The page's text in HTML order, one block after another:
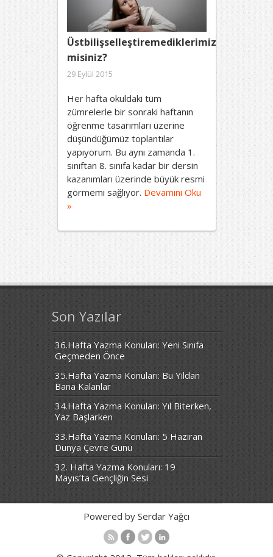
Üstbilişselleştiremediklerimizden
misiniz?
29 Eylül 2015
Her hafta okuldaki tüm
zümrelerle bir sonraki haftanın
öğrenme tasarımları üzerine
düşündüğümüz toplantılar
yapıyorum. Bu aynı zamanda 1.
sınıftan 8. sınıfa kadar bir dersin
kazanımları üzerinde büyük resmi
görmemi sağlıyor. Devamını Oku
»
Son Yazılar
36.Hafta Yazma Konuları: Yeni Sınıfa
Geçmeden Önce
35.Hafta Yazma Konuları: Bu Yıldan
Bana Kalanlar
34.Hafta Yazma Konuları: Yıl Biterken,
Yaz Başlarken
33.Hafta Yazma Konuları: 5 Haziran
Dünya Çevre Günü
32. Hafta Yazma Konuları: 19
Mayıs’ta Gençliğin Sesi
Powered by Serdar Yağcı